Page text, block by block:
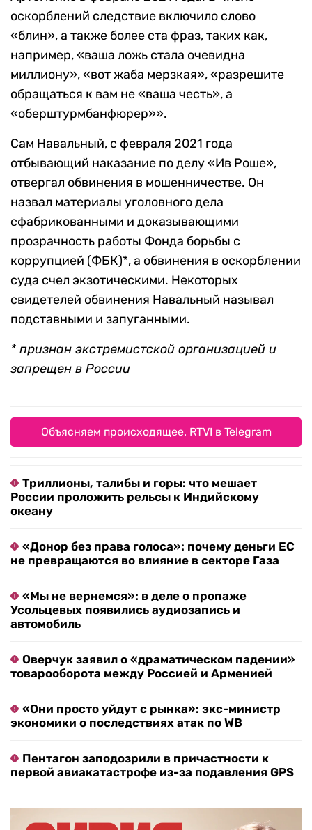
оскорблений следствие включило слово
«блин», а также более ста фраз, таких как,
например, «ваша ложь стала очевидна
миллиону», «вот жаба мерзкая», «разрешите
обращаться к вам не «ваша честь», а
«оберштурмбанфюрер»».
Сам Навальный, с февраля 2021 года
отбывающий наказание по делу «Ив Роше»,
отвергал обвинения в мошенничестве. Он
назвал материалы уголовного дела
сфабрикованными и доказывающими
прозрачность работы Фонда борьбы с
коррупцией (ФБК)*, а обвинения в оскорблении
суда счел экзотическими. Некоторых
свидетелей обвинения Навальный называл
подставными и запуганными.
* признан экстремистской организацией и
запрещен в России
Объясняем происходящее. RTVI в Telegram
Триллионы, талибы и горы: что мешает
России проложить рельсы к Индийскому
океану
«Донор без права голоса»: почему деньги ЕС
не превращаются во влияние в секторе Газа
«Мы не вернемся»: в деле о пропаже
Усольцевых появились аудиозапись и
автомобиль
Оверчук заявил о «драматическом падении»
товарооборота между Россией и Арменией
«Они просто уйдут с рынка»: экс-министр
экономики о последствиях атак по WB
Пентагон заподозрили в причастности к
первой авиакатастрофе из-за подавления GPS